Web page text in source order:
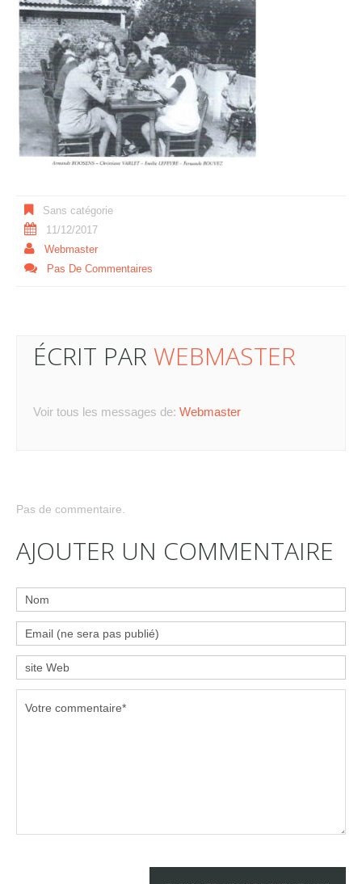
Sans catégorie
11/12/2017
Webmaster
Pas De Commentaires
ÉCRIT PAR WEBMASTER
Voir tous les messages de: Webmaster
Pas de commentaire.
AJOUTER UN COMMENTAIRE